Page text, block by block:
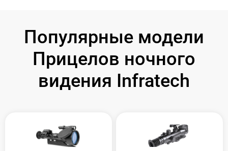
Популярные модели
Прицелов ночного
видения Infratech